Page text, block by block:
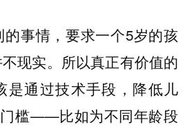
事情，要求一个5岁的孩
现实。所以真正有价值的
是通过技术手段，降低儿
门槛——比如为不同年龄段